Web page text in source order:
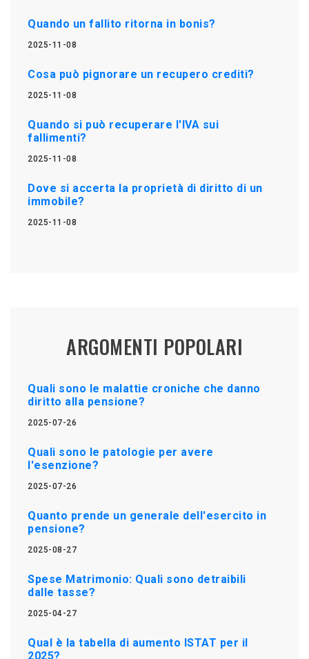
Quando un fallito ritorna in bonis?
2025-11-08
Cosa può pignorare un recupero crediti?
2025-11-08
Quando si può recuperare l'IVA sui
fallimenti?
2025-11-08
Dove si accerta la proprietà di diritto di un
immobile?
2025-11-08
ARGOMENTI POPOLARI
Quali sono le malattie croniche che danno
diritto alla pensione?
2025-07-26
Quali sono le patologie per avere
l'esenzione?
2025-07-26
Quanto prende un generale dell'esercito in
pensione?
2025-08-27
Spese Matrimonio: Quali sono detraibili
dalle tasse?
2025-04-27
Qual è la tabella di aumento ISTAT per il
2025?